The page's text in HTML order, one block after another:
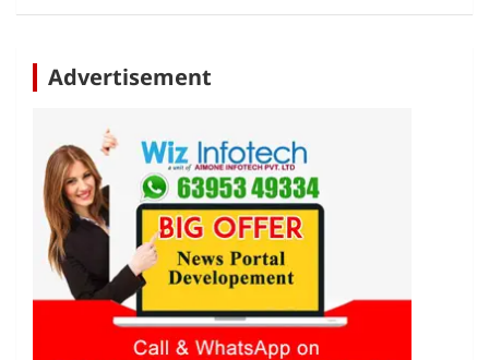
Advertisement